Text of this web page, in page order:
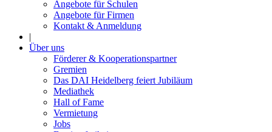
Angebote für Schulen
Angebote für Firmen
Kontakt & Anmeldung
|
Über uns
Förderer & Kooperationspartner
Gremien
Das DAI Heidelberg feiert Jubiläum
Mediathek
Hall of Fame
Vermietung
Jobs